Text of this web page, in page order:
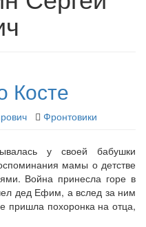
Косте
Фронтовики
у своей бабушки
мамы о детстве
Война принесла горе в
дед Ефим, а вслед за ним
пришла похоронка на отца,